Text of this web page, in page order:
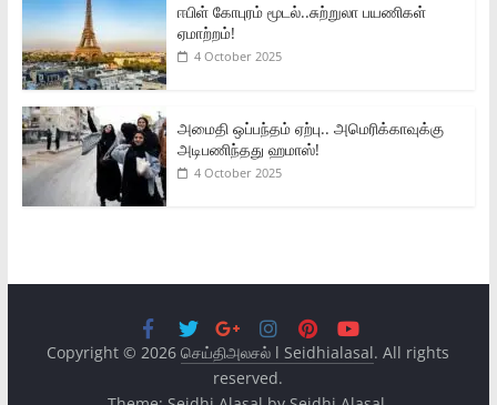
ஈபிள் கோபுரம் மூடல்..சுற்றுலா பயணிகள்
ஏமாற்றம்!
4 October 2025
அமைதி ஒப்பந்தம் ஏற்பு.. அமெரிக்காவுக்கு
அடிபணிந்தது ஹமாஸ்!
4 October 2025
Copyright © 2026செய்திஅலசல் l Seidhialasal. All rights
reserved.